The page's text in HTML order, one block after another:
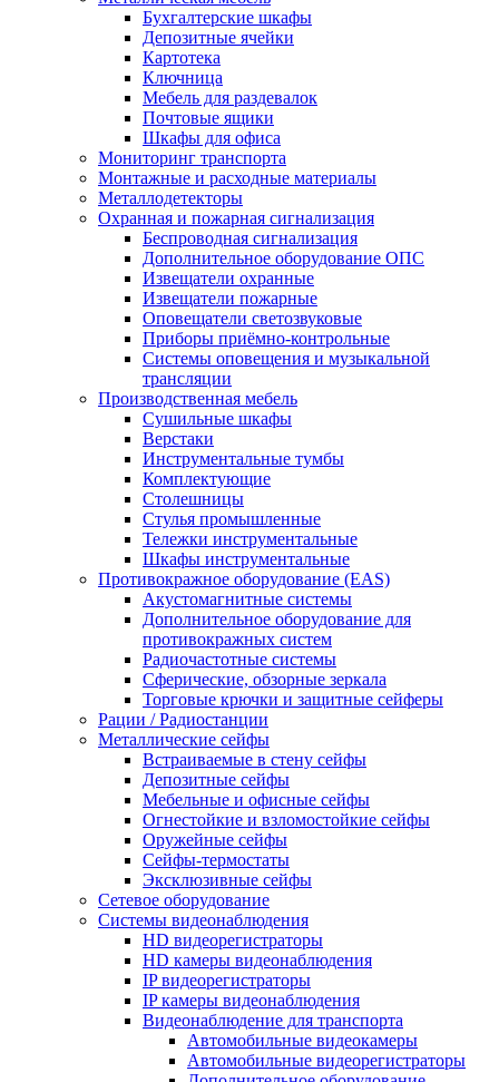
Бухгалтерские шкафы
Депозитные ячейки
Картотека
Ключница
Мебель для раздевалок
Почтовые ящики
Шкафы для офиса
Мониторинг транспорта
Монтажные и расходные материалы
Металлодетекторы
Охранная и пожарная сигнализация
Беспроводная сигнализация
Дополнительное оборудование ОПС
Извещатели охранные
Извещатели пожарные
Оповещатели светозвуковые
Приборы приёмно-контрольные
Системы оповещения и музыкальной
трансляции
Производственная мебель
Cушильные шкафы
Верстаки
Инструментальные тумбы
Комплектующие
Столешницы
Стулья промышленные
Тележки инструментальные
Шкафы инструментальные
Противокражное оборудование (EAS)
Акустомагнитные системы
Дополнительное оборудование для
противокражных систем
Радиочастотные системы
Сферические, обзорные зеркала
Торговые крючки и защитные сейферы
Рации / Радиостанции
Металлические сейфы
Встраиваемые в стену сейфы
Депозитные сейфы
Мебельные и офисные сейфы
Огнестойкие и взломостойкие сейфы
Оружейные сейфы
Сейфы-термостаты
Эксклюзивные сейфы
Сетевое оборудование
Системы видеонаблюдения
HD видеорегистраторы
HD камеры видеонаблюдения
IP видеорегистраторы
IP камеры видеонаблюдения
Видеонаблюдение для транспорта
Автомобильные видеокамеры
Автомобильные видеорегистраторы